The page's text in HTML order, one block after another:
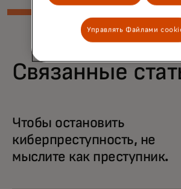
Связанные
Чтобы остановить
киберпреступность, не
мыслите как преступник.
Управлять Файлами